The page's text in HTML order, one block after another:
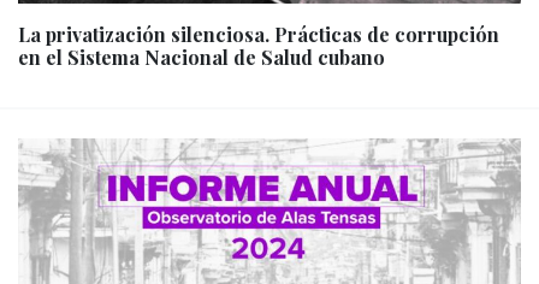
La privatización silenciosa. Prácticas de corrupción
en el Sistema Nacional de Salud cubano